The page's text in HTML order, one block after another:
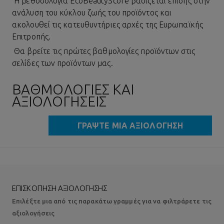
ανάλυση του κύκλου ζωής του προϊόντος και
ακολουθεί τις κατευθυντήριες αρχές της Ευρωπαϊκής
Επιτροπής.
Θα βρείτε τις πρώτες βαθμολογίες προϊόντων στις
σελίδες των προϊόντων μας.
ΒΑΘΜΟΛΟΓΊΕΣ ΚΑΙ
ΑΞΙΟΛΟΓΉΣΕΙΣ
ΓΡΆΨΤΕ ΜΙΑ ΑΞΙΟΛΌΓΗΣΗ
ΕΠΙΣΚΌΠΗΣΗ ΑΞΙΟΛΌΓΗΣΗΣ
Επιλέξτε μια από τις παρακάτω γραμμές για να φιλτράρετε τις
αξιολογήσεις